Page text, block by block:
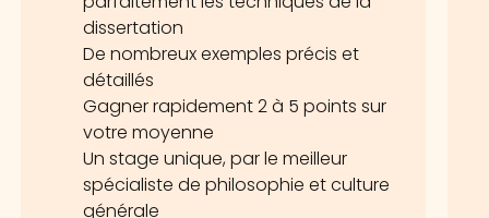
dissertation
De nombreux exemples précis et
détaillés
Gagner rapidement 2 à 5 points sur
votre moyenne
Un stage unique, par le meilleur
spécialiste de philosophie et culture
générale